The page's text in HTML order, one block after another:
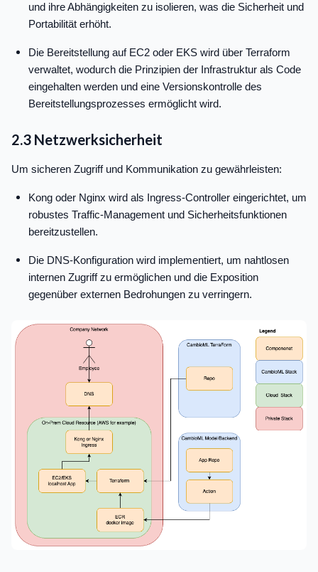
und ihre Abhängigkeiten zu isolieren, was die Sicherheit und
Portabilität erhöht.
Die Bereitstellung auf EC2 oder EKS wird über Terraform
verwaltet, wodurch die Prinzipien der Infrastruktur als Code
eingehalten werden und eine Versionskontrolle des
Bereitstellungsprozesses ermöglicht wird.
2.3 Netzwerksicherheit
Um sicheren Zugriff und Kommunikation zu gewährleisten:
Kong oder Nginx wird als Ingress-Controller eingerichtet, um
robustes Traffic-Management und Sicherheitsfunktionen
bereitzustellen.
Die DNS-Konfiguration wird implementiert, um nahtlosen
internen Zugriff zu ermöglichen und die Exposition
gegenüber externen Bedrohungen zu verringern.